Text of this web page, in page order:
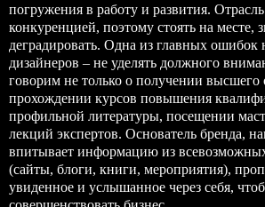
погружения в работу и развития.
конкуренцией, поэтому стоять на месте,
деградировать. Одна из главных
дизайнеров – не уделять должного
говорим не только о получении высшего
прохождении курсов повышения
профильной литературы, посещении
лекций экспертов. Основатель бренда,
впитывает информацию из
(сайты, блоги, книги, мероприятия),
увиденное и услышанное через себя,